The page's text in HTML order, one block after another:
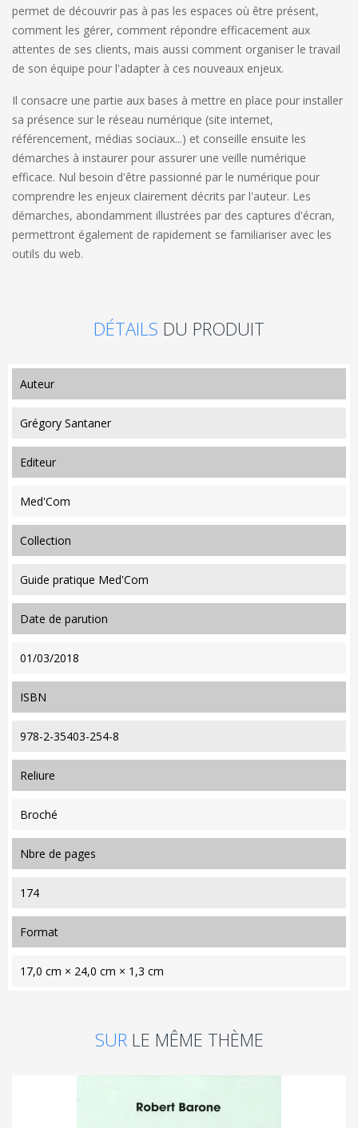
permet de découvrir pas à pas les espaces où être présent,
comment les gérer, comment répondre efficacement aux
attentes de ses clients, mais aussi comment organiser le travail
de son équipe pour l'adapter à ces nouveaux enjeux.
Il consacre une partie aux bases à mettre en place pour installer
sa présence sur le réseau numérique (site internet,
référencement, médias sociaux...) et conseille ensuite les
démarches à instaurer pour assurer une veille numérique
efficace. Nul besoin d'être passionné par le numérique pour
comprendre les enjeux clairement décrits par l'auteur. Les
démarches, abondamment illustrées par des captures d'écran,
permettront également de rapidement se familiariser avec les
outils du web.
DÉTAILS DU PRODUIT
auteur
Grégory Santaner
editeur
Med'Com
collection
Guide pratique Med'Com
date de parution
01/03/2018
ISBN
978-2-35403-254-8
reliure
Broché
nbre de pages
174
format
17,0 cm × 24,0 cm × 1,3 cm
SUR LE MÊME THÈME